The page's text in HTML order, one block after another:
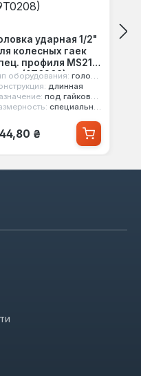
ударная 1/2"
колесных гаек
профиля MS21
(9T0208)
оборудования: головка ударная
длинная
под гайковерт, под легкосплавные диски
специальная
цена:
₴